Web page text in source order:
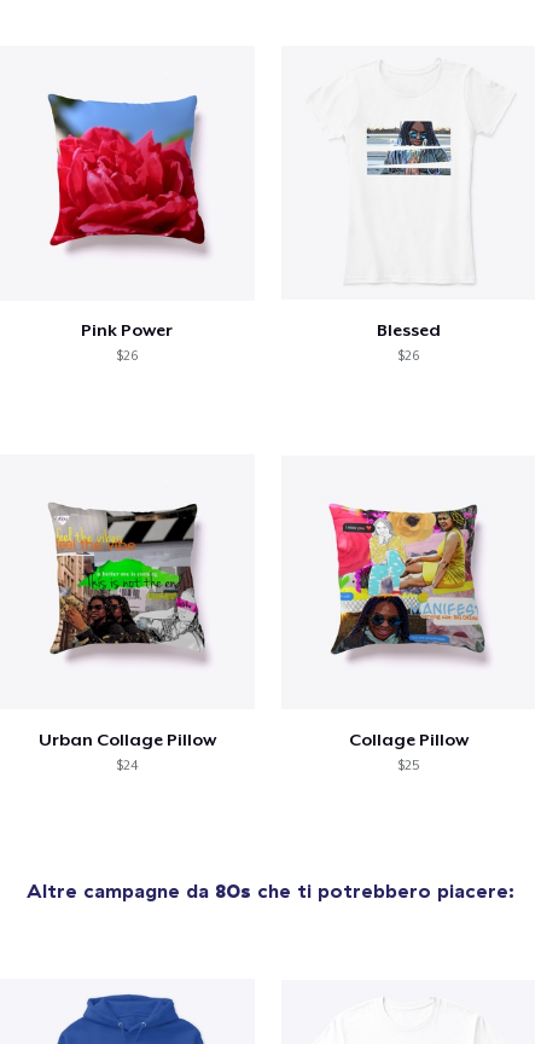
Pink Power
$26
Blessed
$26
Urban Collage Pillow
$24
Collage Pillow
$25
Altre campagne da 80s che ti potrebbero piacere: